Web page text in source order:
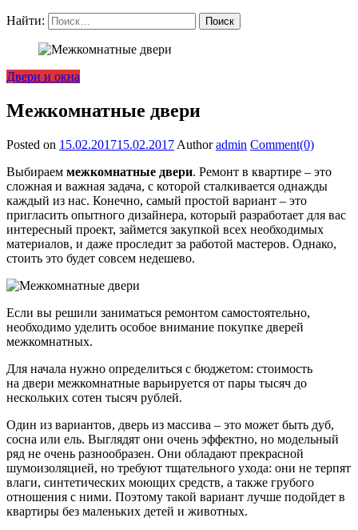
Найти:
Двери и окна
Межкомнатные двери
Posted on 15.02.201715.02.2017 Author admin Comment(0)
Выбираем межкомнатные двери. Ремонт в квартире – это
сложная и важная задача, с которой сталкивается однажды
каждый из нас. Конечно, самый простой вариант – это
пригласить опытного дизайнера, который разработает для вас
интересный проект, займется закупкой всех необходимых
материалов, и даже проследит за работой мастеров. Однако,
стоить это будет совсем недешево.
Если вы решили заниматься ремонтом самостоятельно,
необходимо уделить особое внимание покупке дверей
межкомнатных.
Для начала нужно определиться с бюджетом: стоимость
на двери межкомнатные варьируется от пары тысяч до
нескольких сотен тысяч рублей.
Один из вариантов, дверь из массива – это может быть дуб,
сосна или ель. Выглядят они очень эффектно, но модельный
ряд не очень разнообразен. Они обладают прекрасной
шумоизоляцией, но требуют тщательного ухода: они не терпят
влаги, синтетических моющих средств, а также грубого
отношения с ними. Поэтому такой вариант лучше подойдет в
квартиры без маленьких детей и животных.